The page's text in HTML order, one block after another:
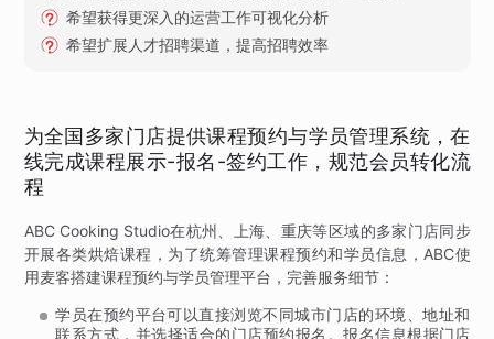
希望获得更深入的运营工作可视化分析
希望扩展人才招聘渠道，提高招聘效率
为全国多家门店提供课程预约与学员管理系统，在
线完成课程展示-报名-签约工作，规范会员转化流
程
ABC Cooking Studio在杭州、上海、重庆等区域的多家门店同步
开展各类烘焙课程，为了统筹管理课程预约和学员信息，ABC使
用麦客搭建课程预约与学员管理平台，完善服务细节：
学员在预约平台可以直接浏览不同城市门店的环境、地址和
联系方式，并选择适合的门店预约报名。报名信息根据门店